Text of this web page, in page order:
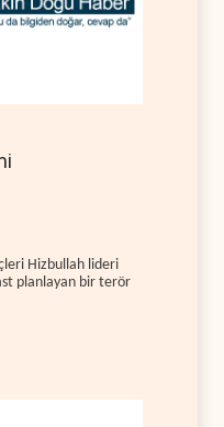
Hizbullah lideri
planlayan bir terör